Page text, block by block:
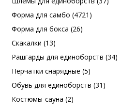
Форма для самбо (4721)
Форма для бокса (26)
Скакалки (13)
Рашгарды для единоборств (34)
Перчатки снарядные (5)
Обувь для единоборств (31)
Костюмы-сауна (2)